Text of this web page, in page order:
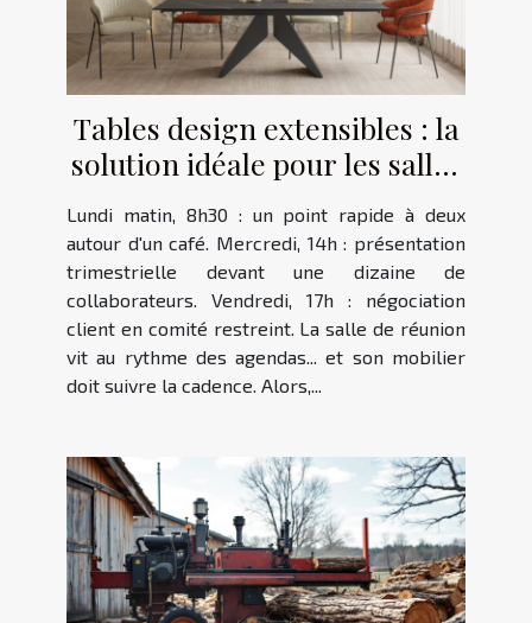
Tables design extensibles : la
solution idéale pour les salles
de réunions
Lundi matin, 8h30 : un point rapide à deux
autour d'un café. Mercredi, 14h : présentation
trimestrielle devant une dizaine de
collaborateurs. Vendredi, 17h : négociation
client en comité restreint. La salle de réunion
vit au rythme des agendas... et son mobilier
doit suivre la cadence. Alors,...